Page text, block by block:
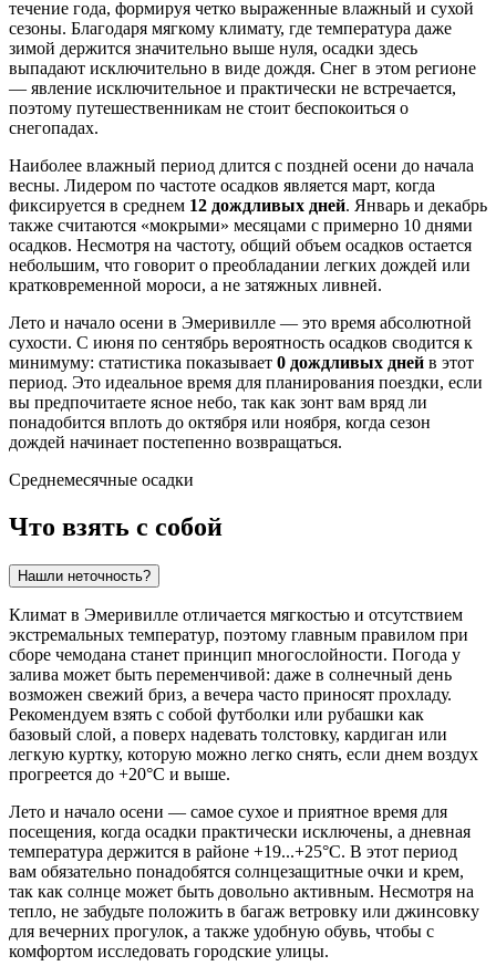
течение года, формируя четко выраженные влажный и сухой
сезоны. Благодаря мягкому климату, где температура даже
зимой держится значительно выше нуля, осадки здесь
выпадают исключительно в виде дождя. Снег в этом регионе
— явление исключительное и практически не встречается,
поэтому путешественникам не стоит беспокоиться о
снегопадах.
Наиболее влажный период длится с поздней осени до начала
весны. Лидером по частоте осадков является март, когда
фиксируется в среднем 12 дождливых дней. Январь и декабрь
также считаются «мокрыми» месяцами с примерно 10 днями
осадков. Несмотря на частоту, общий объем осадков остается
небольшим, что говорит о преобладании легких дождей или
кратковременной мороси, а не затяжных ливней.
Лето и начало осени в Эмеривилле — это время абсолютной
сухости. С июня по сентябрь вероятность осадков сводится к
минимуму: статистика показывает 0 дождливых дней в этот
период. Это идеальное время для планирования поездки, если
вы предпочитаете ясное небо, так как зонт вам вряд ли
понадобится вплоть до октября или ноября, когда сезон
дождей начинает постепенно возвращаться.
Среднемесячные осадки
Что взять с собой
Нашли неточность?
Климат в Эмеривилле отличается мягкостью и отсутствием
экстремальных температур, поэтому главным правилом при
сборе чемодана станет принцип многослойности. Погода у
залива может быть переменчивой: даже в солнечный день
возможен свежий бриз, а вечера часто приносят прохладу.
Рекомендуем взять с собой футболки или рубашки как
базовый слой, а поверх надевать толстовку, кардиган или
легкую куртку, которую можно легко снять, если днем воздух
прогреется до +20°C и выше.
Лето и начало осени — самое сухое и приятное время для
посещения, когда осадки практически исключены, а дневная
температура держится в районе +19...+25°C. В этот период
вам обязательно понадобятся солнцезащитные очки и крем,
так как солнце может быть довольно активным. Несмотря на
тепло, не забудьте положить в багаж ветровку или джинсовку
для вечерних прогулок, а также удобную обувь, чтобы с
комфортом исследовать городские улицы.